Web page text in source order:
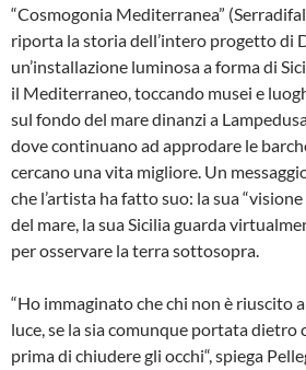
“Cosmogonia Mediterranea”
riporta la storia dell’intero progetto di
un’installazione luminosa a forma di
il Mediterraneo, toccando musei e
sul fondo del mare dinanzi a
dove continuano ad approdare le
cercano una vita migliore. Un
che l’artista ha fatto suo: la sua
del mare, la sua Sicilia guarda
per osservare la terra sottosopra.
“Ho immaginato che chi non è riuscito
luce, se la sia comunque portata dietro
prima di chiudere gli occhi“, spiega